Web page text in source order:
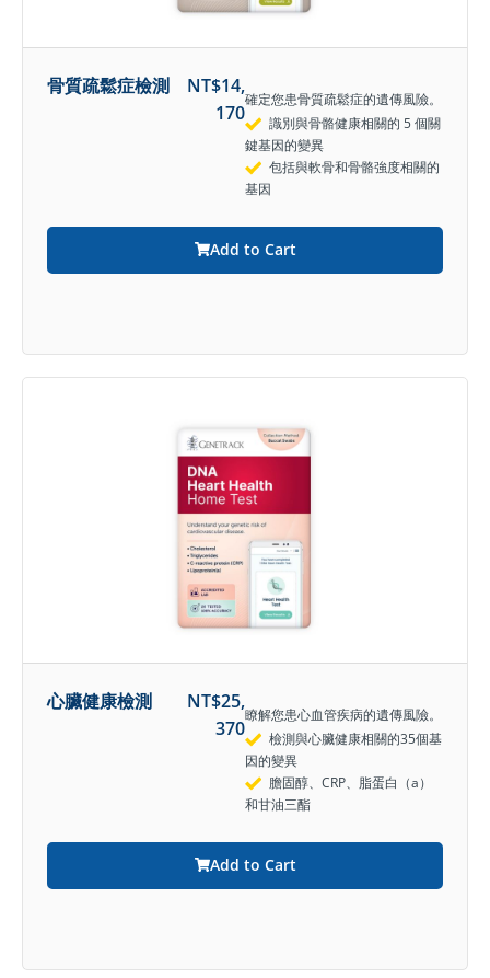
骨質疏鬆症檢測 NT$14,
170
確定您患骨質疏鬆症的遺傳風險。
識別與骨骼健康相關的 5 個關
鍵基因的變異
包括與軟骨和骨骼強度相關的
基因
Add to Cart
心臟健康檢測 NT$25,
370
瞭解您患心血管疾病的遺傳風險。
檢測與心臟健康相關的35個基
因的變異
膽固醇、CRP、脂蛋白（a）
和甘油三酯
Add to Cart